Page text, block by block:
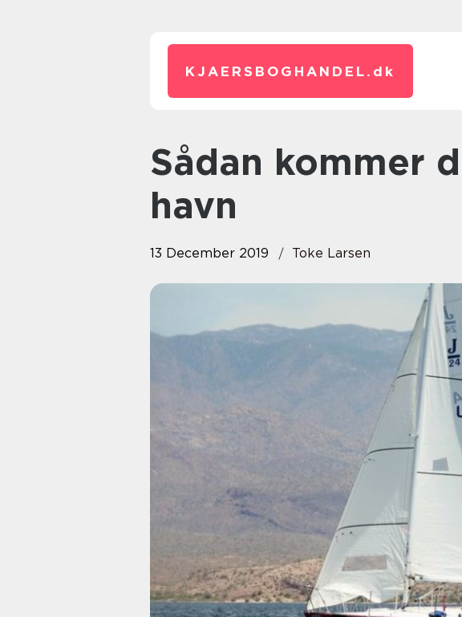
KJAERSBOGHANDEL. dk
Sådan kommer din båd godt fra
havn
13 December 2019 Toke Larsen